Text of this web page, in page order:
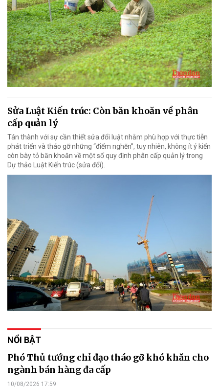
Sửa Luật Kiến trúc: Còn băn khoăn về phân
cấp quản lý
Tán thành với sự cần thiết sửa đổi luật nhằm phù hợp với thực tiễn
phát triển và tháo gỡ những “điểm nghẽn”, tuy nhiên, không ít ý kiến
còn bày tỏ băn khoăn về một số quy định phân cấp quản lý trong
Dự thảo Luật Kiến trúc (sửa đổi).
NỔI BẬT
Phó Thủ tướng chỉ đạo tháo gỡ khó khăn cho
ngành bán hàng đa cấp
10/08/2026 17:59